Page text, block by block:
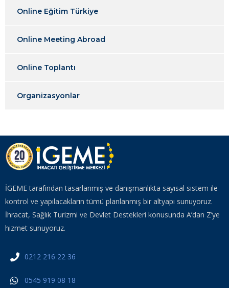
Online Eğitim Türkiye
Online Meeting Abroad
Online Toplantı
Organizasyonlar
İGEME tarafından tasarlanmış ve danışmanlıkta sayısal sistem ile
kontrol ve yapılacakların tümü planlanmış bir altyapı sunuyoruz.
İhracat, Sağlık Turizmi ve Devlet Destekleri konusunda A’dan Z’ye
hizmet sunuyoruz.
0212 216 22 36
0545 919 08 18